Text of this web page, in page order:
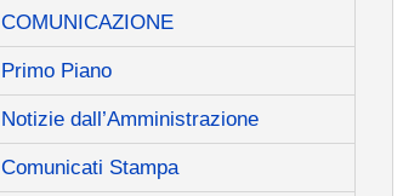
COMUNICAZIONE
Primo Piano
Notizie dall’Amministrazione
Comunicati Stampa